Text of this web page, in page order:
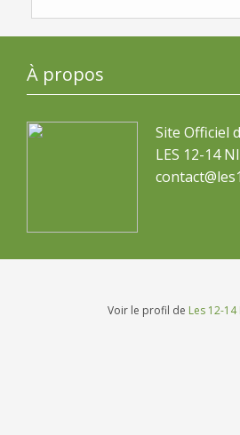
À propos
Site Officiel
LES 12-14
Voir le profil de Les 12-